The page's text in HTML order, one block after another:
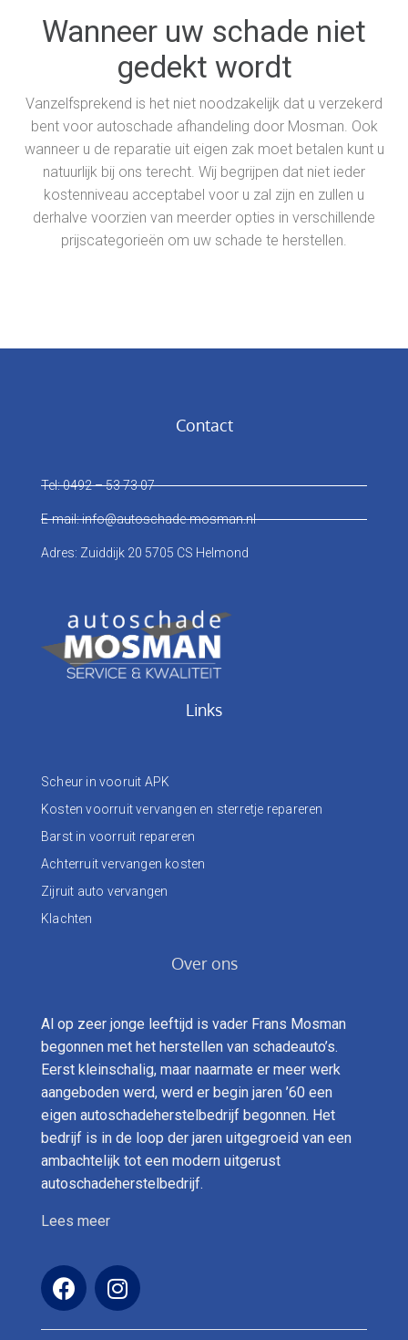
Wanneer uw schade niet
gedekt wordt
Vanzelfsprekend is het niet noodzakelijk dat u verzekerd
bent voor autoschade afhandeling door Mosman. Ook
wanneer u de reparatie uit eigen zak moet betalen kunt u
natuurlijk bij ons terecht. Wij begrijpen dat niet ieder
kostenniveau acceptabel voor u zal zijn en zullen u
derhalve voorzien van meerder opties in verschillende
prijscategorieën om uw schade te herstellen.
Contact
Tel: 0492 – 53 73 07
E-mail: info@autoschade-mosman.nl
Adres: Zuiddijk 20 5705 CS Helmond
Links
Scheur in vooruit APK
Kosten voorruit vervangen en sterretje repareren
Barst in voorruit repareren
Achterruit vervangen kosten
Zijruit auto vervangen
Klachten
Over ons
Al op zeer jonge leeftijd is vader Frans Mosman
begonnen met het herstellen van schadeauto’s.
Eerst kleinschalig, maar naarmate er meer werk
aangeboden werd, werd er begin jaren ’60 een
eigen autoschadeherstelbedrijf begonnen. Het
bedrijf is in de loop der jaren uitgegroeid van een
ambachtelijk tot een modern uitgerust
autoschadeherstelbedrijf.
Lees meer